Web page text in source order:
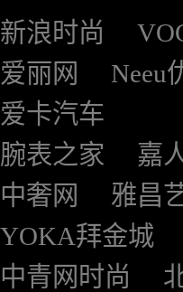
新浪时尚
爱丽网
Neeu
爱卡汽车
腕表之家
嘉
中奢网
雅昌
YOKA拜金城
中青网时尚